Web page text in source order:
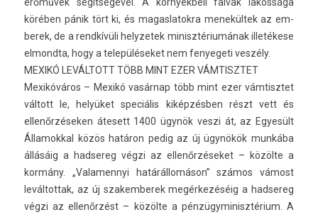
körében pánik tört ki, és magas­latok­ra menekültek az em­
berek, de a rendkívüli helyzetek minisztériumának illetékese
el­mondta, hogy a településeket nem fenyegeti veszély.
MEXIKÓ LEVÁLTOTT TÖBB MINT EZER VÁM­TISZTET
Mexikóváros – Mexikó vasárnap több mint ezer vám­tisztet
váltott le, helyüket speciális kiképzésben részt vett és
ellenőrzéseken átesett 1400 ügynök veszi át, az Egyesült
Államokk­al közös határon pedig az új ügynökök munkába
állásáig a had­sereg végzi az ellenőrzéseket – közölte a
kormány. „Valamen­nyi határállomáson” számos vámost
levál­tottak, az új szakem­berek megérkezéséig a had­sereg
végzi az ellenőrzést – közölte a pén­zügyminisztérium. A